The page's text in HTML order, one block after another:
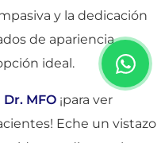
y la dedicación
de apariencia
ideal.
MFO ¡para ver
Eche un vistazo